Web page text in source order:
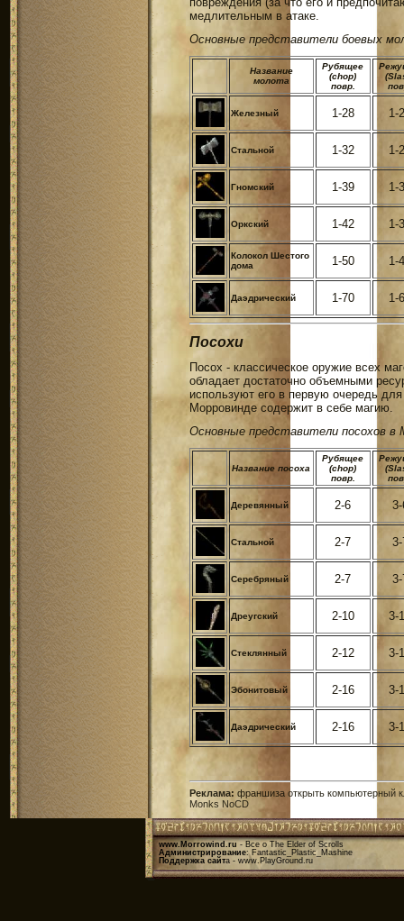
медлительным в атаке.
Основные представители боевых
Название
молота
Рубящее
(chop)
повр.
Железный 1-28 1-
Стальной 1-32 1-
Гномский 1-39 1-
Оркский 1-42 1-
Колокол Шестого
дома
1-50 1-
Даэдрический 1-70 1-
Посохи
Посох - классическое оружие всех
обладает достаточно объемными
используют его в первую очередь
Морровинде содержит в себе магию.
Основные представители посохов в
Название посоха
Рубящее
(chop)
повр.
Деревянный 2-6
Стальной 2-7
Серебряный 2-7
Дреугский 2-10 3-
Стеклянный 2-12 3-
Эбонитовый 2-16 3-
Даэдрический 2-16 3-
Реклама: франшиза открыть компьютерный
Monks NoCD
www.Morrowind.ru - Все о The Elder of Scrolls
Администрирование: Fantastic_Plastic_Mashine
Поддержка сайта - www.PlayGround.ru